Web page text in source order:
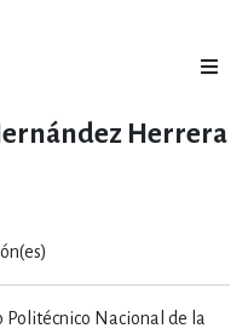
Herrera
Nacional de la